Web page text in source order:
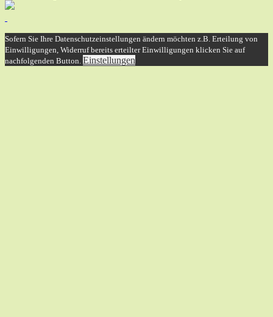
Sofern Sie Ihre Datenschutzeinstellungen ändern möchten z.B. Erteilung von
Einwilligungen, Widerruf bereits erteilter Einwilligungen klicken Sie auf
nachfolgenden Button. Einstellungen